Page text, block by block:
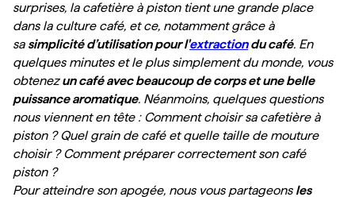
surprises, la cafetière à piston tient une grande place
dans la culture café, et ce, notamment grâce à
sa simplicité d’utilisation pour l'extraction du café. En
quelques minutes et le plus simplement du monde, vous
obtenez un café avec beaucoup de corps et une belle
puissance aromatique. Néanmoins, quelques questions
nous viennent en tête : Comment choisir sa cafetière à
piston ? Quel grain de café et quelle taille de mouture
choisir ? Comment préparer correctement son café
piston ?
Pour atteindre son apogée, nous vous partageons les